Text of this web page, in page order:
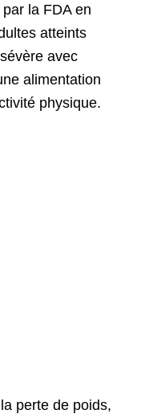
la FDA en
atteints
avec
alimentation
physique.
perte de poids,